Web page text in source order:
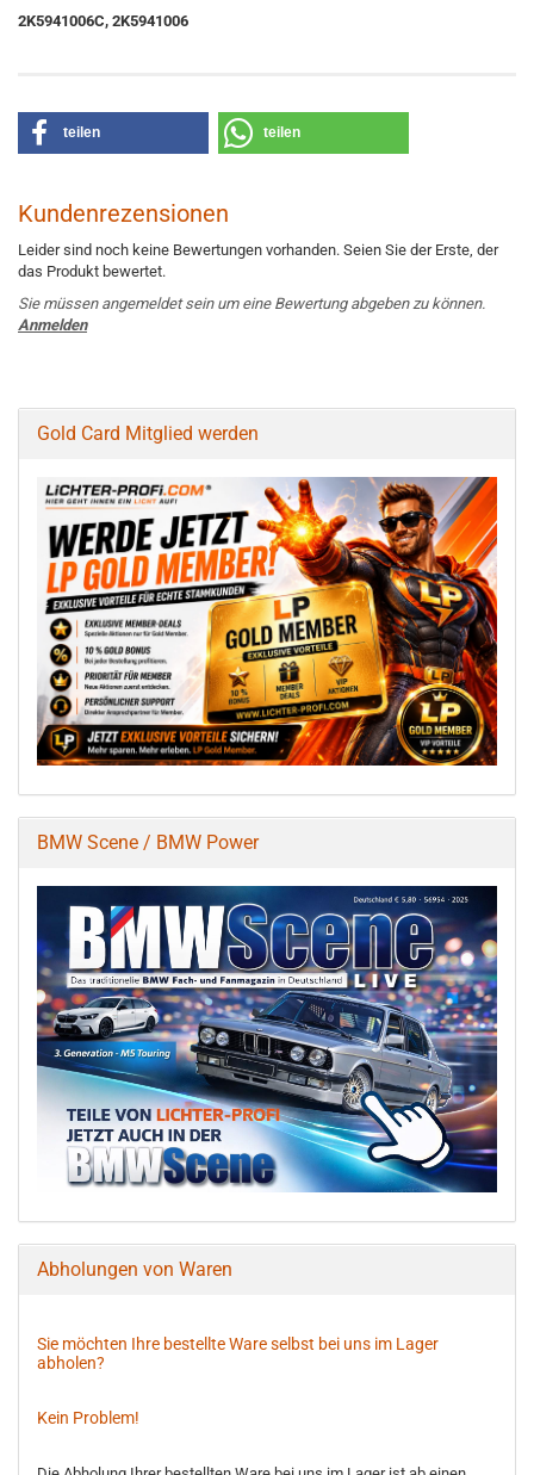
2K5941006C, 2K5941006
teilen teilen
Kundenrezensionen
Leider sind noch keine Bewertungen vorhanden. Seien Sie der Erste, der
das Produkt bewertet.
Sie müssen angemeldet sein um eine Bewertung abgeben zu können.
Anmelden
Gold Card Mitglied werden
BMW Scene / BMW Power
Abholungen von Waren
Sie möchten Ihre bestellte Ware selbst bei uns im Lager
abholen?
Kein Problem!